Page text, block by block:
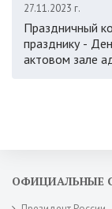
27.11.2023 г.
Праздничный
празднику -
актовом зале
ОФИЦИАЛЬНЫЕ